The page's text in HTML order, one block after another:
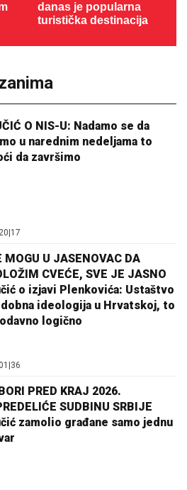
danas je popularna
turistička destinacija
O NIS-U: Nadamo se da
u narednim nedeljama to
da završimo
17
MOGU U JASENOVAC DA
CVEĆE, SVE JE JASNO
o izjavi Plenkovića: Ustaštvo
ideologija u Hrvatskoj, to
logično
36
PRED KRAJ 2026.
SUDBINU SRBIJE
zamolio građane samo jednu